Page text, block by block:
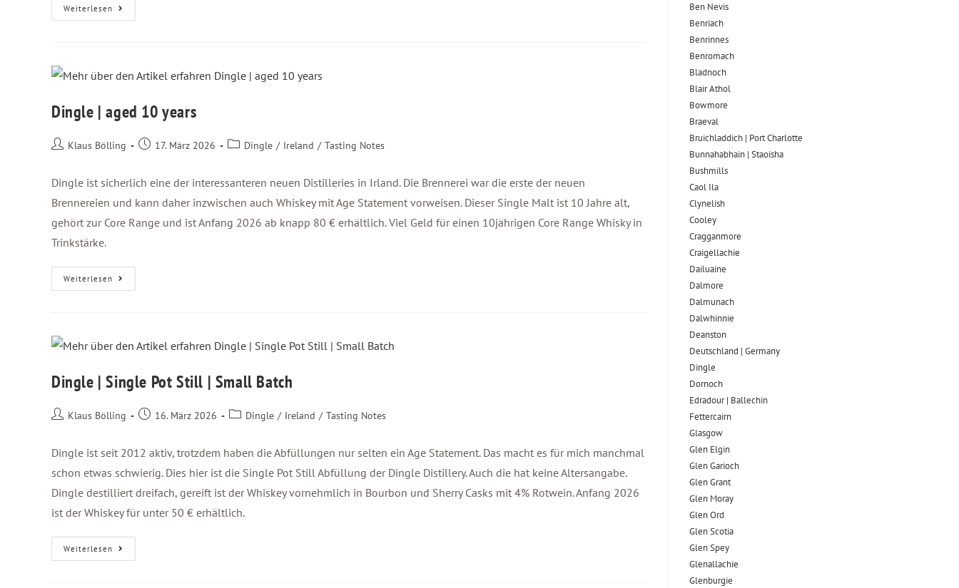
Weiterlesen
Dingle | aged 10 years
Klaus Bölling 17. März 2026 Dingle / Ireland / Tasting Notes
Dingle ist sicherlich eine der interessanteren neuen Distilleries in Irland. Die Brennerei war die erste der neuen
Brennereien und kann daher inzwischen auch Whiskey mit Age Statement vorweisen. Dieser Single Malt ist 10 Jahre alt,
gehört zur Core Range und ist Anfang 2026 ab knapp 80 € erhältlich. Viel Geld für einen 10jährigen Core Range Whisky in
Trinkstärke.
Weiterlesen
Dingle | Single Pot Still | Small Batch
Klaus Bölling 16. März 2026 Dingle / Ireland / Tasting Notes
Dingle ist seit 2012 aktiv, trotzdem haben die Abfüllungen nur selten ein Age Statement. Das macht es für mich manchmal
schon etwas schwierig. Dies hier ist die Single Pot Still Abfüllung der Dingle Distillery. Auch die hat keine Altersangabe.
Dingle destilliert dreifach, gereift ist der Whiskey vornehmlich in Bourbon und Sherry Casks mit 4% Rotwein. Anfang 2026
ist der Whiskey für unter 50 € erhältlich.
Weiterlesen
Ben Nevis
Benriach
Benrinnes
Benromach
Bladnoch
Blair Athol
Bowmore
Braeval
Bruichladdich | Port Charlotte
Bunnahabhain | Staoisha
Bushmills
Caol Ila
Clynelish
Cooley
Cragganmore
Craigellachie
Dailuaine
Dalmore​
Dalmunach
Dalwhinnie
Deanston
Deutschland | Germany
Dingle
Dornoch
Edradour | Ballechin
Fettercairn
Glasgow
Glen Elgin
Glen Garioch
Glen Grant
Glen Moray
Glen Ord
Glen Scotia
Glen Spey
Glenallachie
Glenburgie